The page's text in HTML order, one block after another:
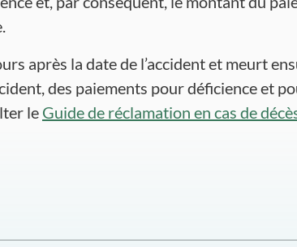
après la date de l’accident et meurt
des paiements pour déficience et
le Guide de réclamation en cas de